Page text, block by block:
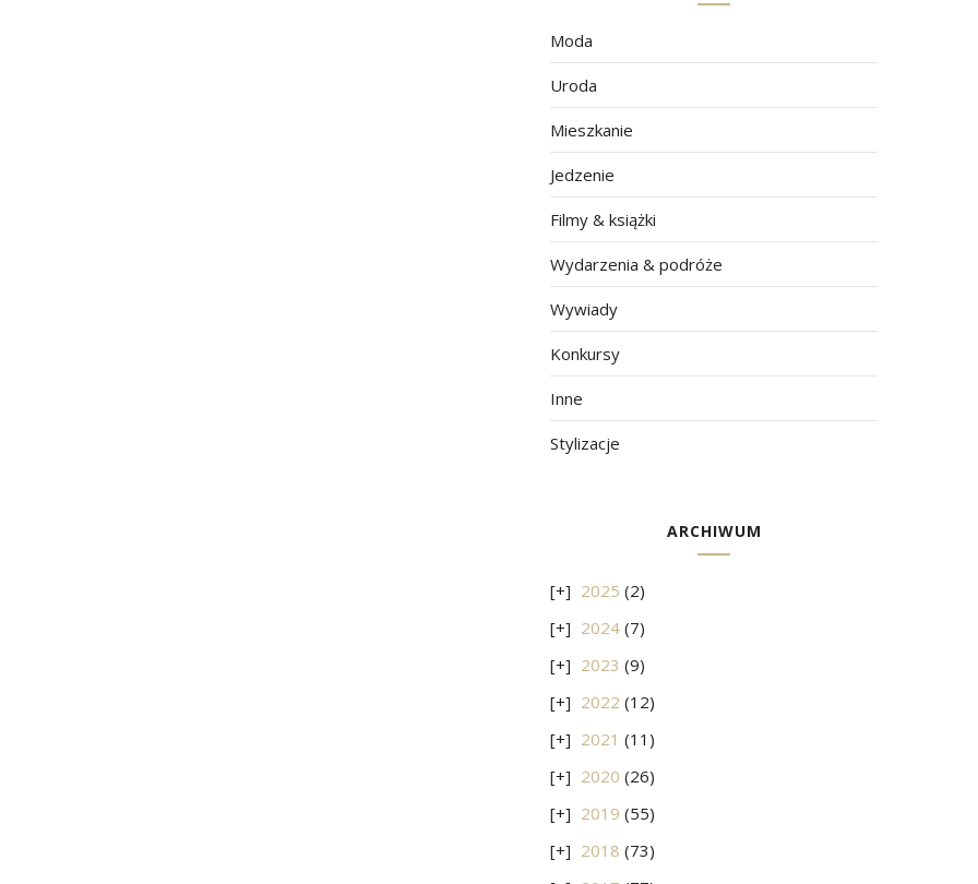
Moda
Uroda
Mieszkanie
Jedzenie
Filmy & książki
Wydarzenia & podróże
Wywiady
Konkursy
Inne
Stylizacje
ARCHIWUM
2025 (2)
2024 (7)
2023 (9)
2022 (12)
2021 (11)
2020 (26)
2019 (55)
2018 (73)